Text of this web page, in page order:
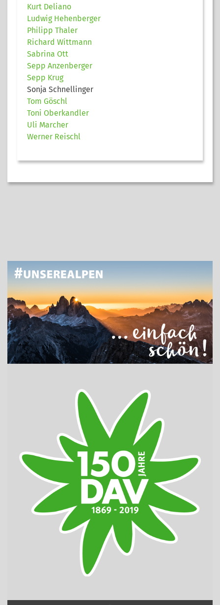
Kurt Deliano
Ludwig Hehenberger
Philipp Thaler
Richard Wittmann
Sabrina Ott
Sepp Anzenberger
Sepp Krug
Sonja Schnellinger
Tom Göschl
Toni Oberkandler
Uli Marcher
Werner Reischl